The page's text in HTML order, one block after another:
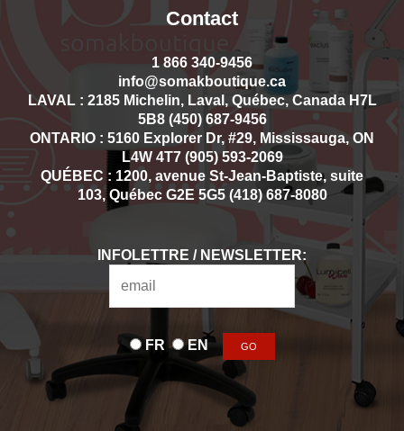
Contact
1 866 340-9456
info@somakboutique.ca
LAVAL : 2185 Michelin, Laval, Québec, Canada H7L
5B8 (450) 687-9456
ONTARIO : 5160 Explorer Dr, #29, Mississauga, ON
L4W 4T7 (905) 593-2069
QUÉBEC : 1200, avenue St-Jean-Baptiste, suite
103, Québec G2E 5G5 (418) 687-8080
INFOLETTRE / NEWSLETTER:
FR EN